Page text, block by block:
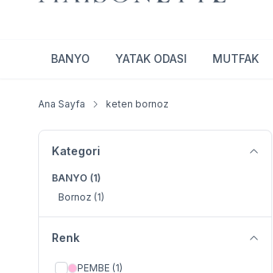
BANYO YATAK ODASI MUTFAK
Ana Sayfa keten bornoz
Kategori
BANYO (1)
Bornoz (1)
Renk
PEMBE (1)